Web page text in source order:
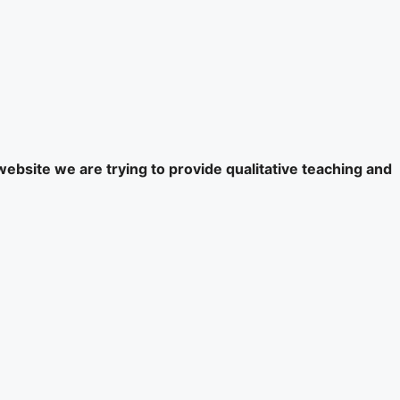
we are trying to provide qualitative teaching and